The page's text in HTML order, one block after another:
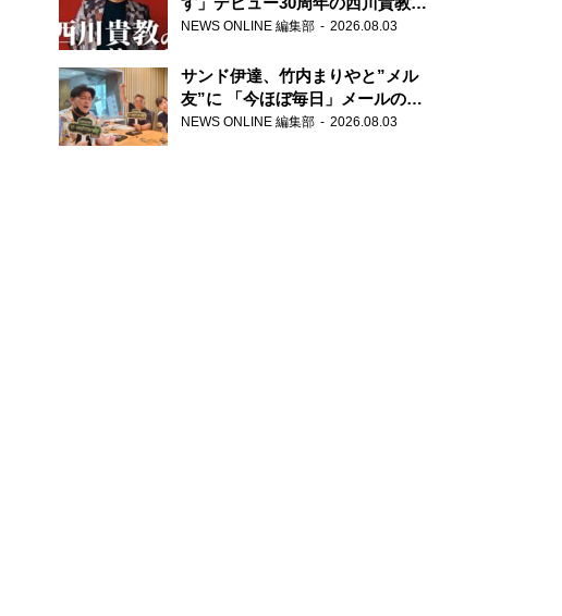
『オールナイトニッポン』に登
NEWS ONLINE 編集部 2026.08.03
サンド伊達、竹内まりやと”メル
友”に 「今ほぼ毎日」メールのや
り取り明かす
NEWS ONLINE 編集部 2026.08.03